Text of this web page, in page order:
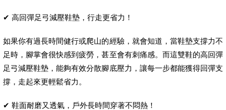
✔ 高回彈足弓減壓鞋墊，行走更省力！
如果你有過長時間健行或爬山的經驗，就會知道，當鞋墊支撐力不
足時，腳掌會很快感到疲勞，甚至會有刺痛感。而這雙鞋的高回彈
足弓減壓鞋墊，能夠有效分散腳底壓力，讓每一步都能獲得回彈支
撐，走起來更輕鬆省力。
✔ 鞋面耐磨又透氣，戶外長時間穿著不悶熱！